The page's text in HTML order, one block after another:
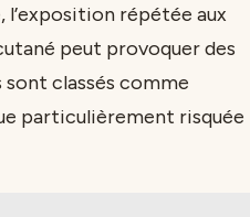
répétée aux
peut provoquer des
classés comme
particulièrement risquée